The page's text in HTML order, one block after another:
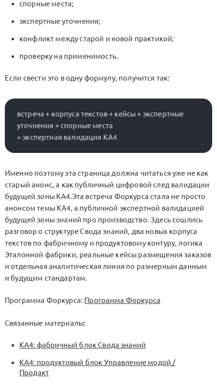
спорные места;
экспертные уточнения;
конфликт между старой и новой практикой;
проверку на применимость.
Если свести это в одну формулу, получится так:
встреча + корпуса текстов + кейсы + экспертные
уточнения + спорные места
Именно поэтому эта страница должна читаться уже не как
старый анонс, а как публичный цифровой след валидации
будущей зоны KA4.Эта встреча Форкурса стала не просто
анонсом темы KA4, а публичной экспертной валидацией
будущей зоны знаний про производство. Здесь сошлись
разговор о структуре Свода знаний, два новых корпуса
текстов по фабричному и продуктовому контуру, логика
Эталонной фабрики, реальные кейсы размещения заказов
и отдельная аналитическая линия по размерным данным
и будущим стандартам.
Программа Форкурса: Программа Форкурса
Связанные материалы:
KA4: фабричный блок Свода знаний
KA4: продуктовый блок Управление модой /
Продакт